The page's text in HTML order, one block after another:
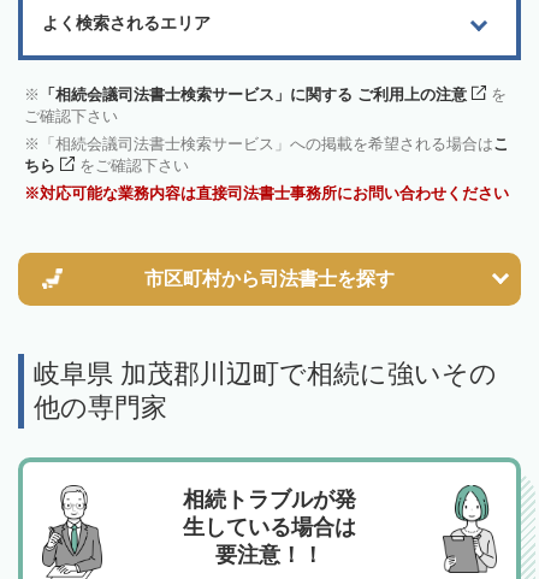
よく検索されるエリア
「相続会議司法書士検索サービス」に関する ご利用上の注意
を
ご確認下さい
「相続会議司法書士検索サービス」への掲載を希望される場合はこ
ちら
をご確認下さい
対応可能な業務内容は直接司法書士事務所にお問い合わせください
市区町村から司法書士を探す
岐阜県 加茂郡川辺町で相続に強いその
他の専門家
相続トラブルが発
生している場合は
要注意！！